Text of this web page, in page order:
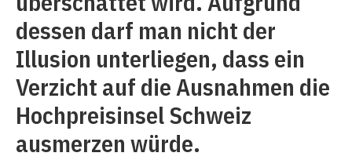
dessen darf man nicht der
Illusion unterliegen, dass ein
Verzicht auf die Ausnahmen die
Hochpreisinsel Schweiz
ausmerzen würde.